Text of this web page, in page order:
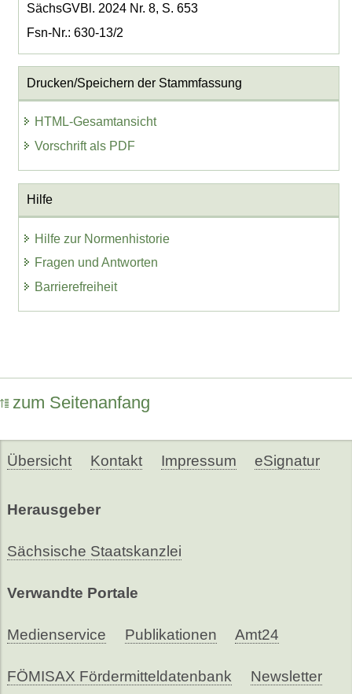
SächsGVBl. 2024 Nr. 8, S. 653
Fsn-Nr.: 630-13/2
Drucken/Speichern der Stammfassung
HTML-Gesamtansicht
Vorschrift als PDF
Hilfe
Hilfe zur Normenhistorie
Fragen und Antworten
Barrierefreiheit
zum Seitenanfang
Übersicht Kontakt Impressum eSignatur
Herausgeber
Sächsische Staatskanzlei
Verwandte Portale
Medienservice Publikationen Amt24
FÖMISAX Fördermitteldatenbank Newsletter